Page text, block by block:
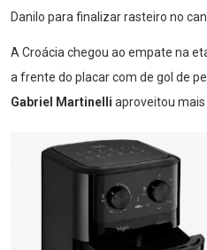
Danilo para finalizar rasteiro no
A Croácia chegou ao empate na
a frente do placar com de gol de
Gabriel Martinelli aproveitou